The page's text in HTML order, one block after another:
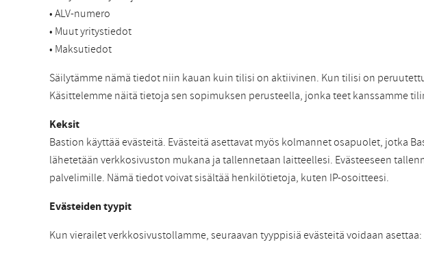
• ALV-numero
• Muut yritystiedot
• Maksutiedot
Säilytämme nämä tiedot niin kauan kuin tilisi on aktiivinen. Kun tilisi on
Käsittelemme näitä tietoja sen sopimuksen perusteella, jonka teet kanssamme
Keksit
Bastion käyttää evästeitä. Evästeitä asettavat myös kolmannet osapuolet, jotka
lähetetään verkkosivuston mukana ja tallennetaan laitteellesi. Evästeeseen
palvelimille. Nämä tiedot voivat sisältää henkilötietoja, kuten IP-osoitteesi.
Evästeiden tyypit
Kun vierailet verkkosivustollamme, seuraavan tyyppisiä evästeitä voidaan asettaa: